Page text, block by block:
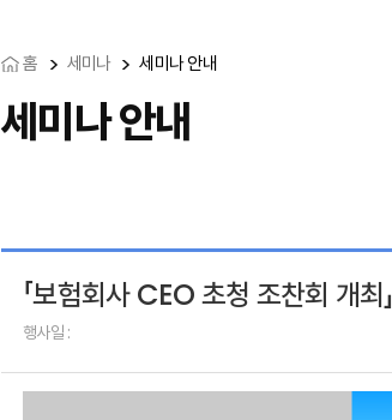
홈 세미나 세미나 안내
세미나 안내
「보험회사 CEO 초청 조찬회 개최」
행사일 :